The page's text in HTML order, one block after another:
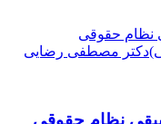
نظام حقوقی